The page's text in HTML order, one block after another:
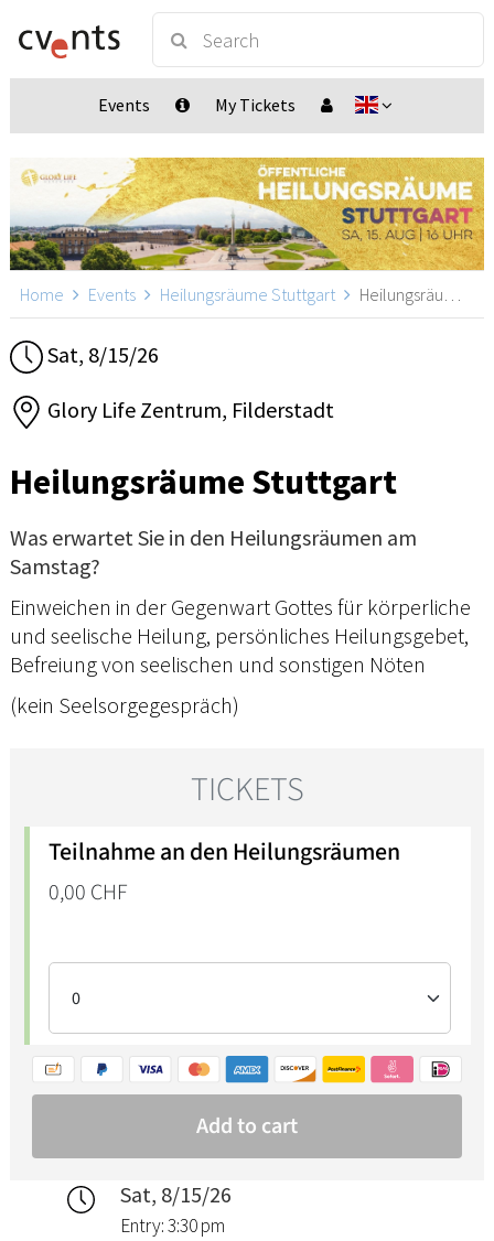
Events My Tickets
Home Events Heilungsräume Stuttgart Heilungsräume Stuttgart, Filderstadt
Sat, 8/15/26
Glory Life Zentrum, Filderstadt
Heilungsräume Stuttgart
Was erwartet Sie in den Heilungsräumen am
Samstag?
Einweichen in der Gegenwart Gottes für körperliche
und seelische Heilung, persönliches Heilungsgebet,
Befreiung von seelischen und sonstigen Nöten
(kein Seelsorgegespräch)
Sat, 8/15/26
Entry: 3:30 pm